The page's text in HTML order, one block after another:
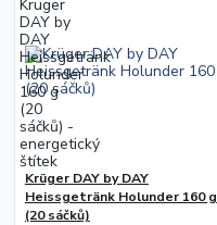
Krüger DAY by DAY
Heissgetränk Holunder 160 g
(20 sáčků)